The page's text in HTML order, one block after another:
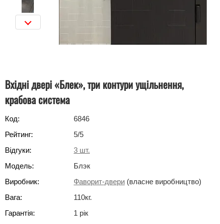
Вхідні двері «Блек», три контури ущільнення,
крабова система
Код:
6846
Рейтинг:
5/5
Відгуки:
3 шт.
Модель:
Блэк
Виробник:
Фаворит-двери (власне виробництво)
Вага:
110кг.
Гарантія:
1 рік